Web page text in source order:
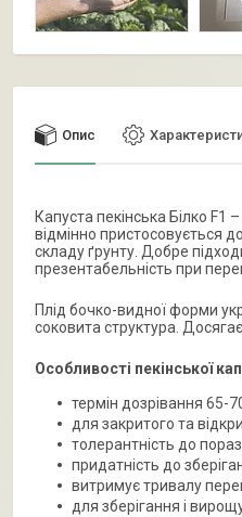
Опис
Капуста пекінська Білко F1
відмінно пристосовується
складу ґрунту. Добре
презентабельність при
Плід бочко-видної форми
соковита структура.
Особливості пекінської
термін дозрівання 65-
для закритого та
толерантність до
придатність до
витримує тривалу
для зберігання і